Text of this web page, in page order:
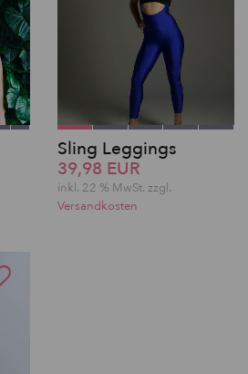
Sling Leggings
39,98 EUR
inkl. 22 % MwSt. zzgl.
Versandkosten